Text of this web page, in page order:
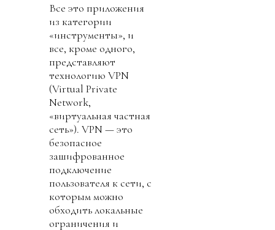
Все это приложения
из категории
«инструменты», и
все, кроме одного,
представляют
технологию VPN
(Virtual Private
Network,
«виртуальная частная
сеть»). VPN — это
безопасное
зашифрованное
подключение
пользователя к сети, с
которым можно
обходить локальные
ограничения и